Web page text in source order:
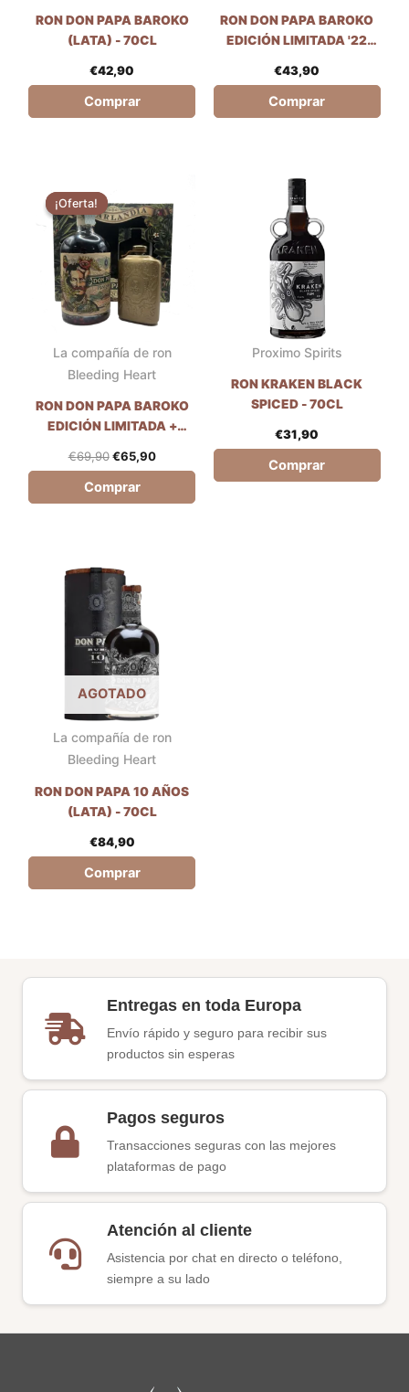
RON DON PAPA BAROKO
(LATA) - 70CL
€42,90
Comprar
RON DON PAPA BAROKO
EDICIÓN LIMITADA '22
€43,90
Comprar
¡Oferta!
La compañía de ron
Bleeding Heart
¡Oferta!
RON DON PAPA BAROKO
EDICIÓN LIMITADA +
€69,90
original
era:
€69,90.
€65,90
actual
es:
€65,90.
Comprar
Proximo Spirits
RON KRAKEN BLACK
SPICED - 70CL
€31,90
Comprar
AGOTADO
La compañía de ron
Bleeding Heart
RON DON PAPA 10 AÑOS
(LATA) - 70CL
€84,90
Comprar
Entregas en toda Europa
Envío rápido y seguro para recibir sus
productos sin esperas
Pagos seguros
Transacciones seguras con las mejores
plataformas de pago
Atención al cliente
Asistencia por chat en directo o teléfono,
siempre a su lado